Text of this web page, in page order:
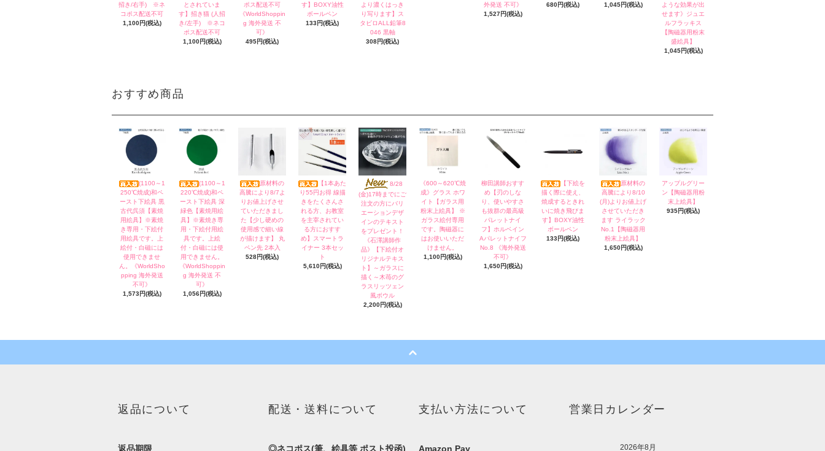
招き/右手) ※ネ
コポス配送不可
1,100円(税込)
とされていま
す】招き猫 (人招
き/左手) ※ネコ
ポス配送不可
1,100円(税込)
ポス配送不可
《WorldShoppin
g 海外発送 不
可》
495円(税込)
す】BOXY油性
ボールペン
133円(税込)
より濃くはっき
り写ります】ス
タビロALL鉛筆8
046 黒軸
308円(税込)
外発送 不可》
1,527円(税込)
680円(税込)
1,045円(税込)
ような効果が出
せます》ジュエ
ルフラッキス
【陶磁器用粉末
盛絵具】
1,045円(税込)
おすすめ商品
(1100～1
250℃焼成)和ペ
ースト下絵具 黒
古代呉須【素焼
用絵具】※素焼
き専用・下絵付
用絵具です。上
絵付・白磁には
使用できませ
ん。《WorldSho
pping 海外発送
不可》
1,573円(税込)
(1100～1
220℃焼成)和ペ
ースト下絵具 深
緑色【素焼用絵
具】※素焼き専
用・下絵付用絵
具です。上絵
付・白磁には使
用できません。
《WorldShoppin
g 海外発送 不
可》
1,056円(税込)
原材料の
高騰により8/7よ
りお値上げさせ
ていただきまし
た【少し硬めの
使用感で細い線
が描けます】 丸
ペン先 2本入
528円(税込)
【1本あた
り55円お得 線描
きをたくさんさ
れる方、お教室
を主宰されてい
る方におすす
め】スマートラ
イナー 3本セッ
ト
5,610円(税込)
8/28
(金)17時までにご
注文の方にバリ
エーションデザ
インのテキスト
をプレゼント！
《石澤講師作
品》【下絵付オ
リジナルテキス
ト】～ガラスに
描く～木苺のグ
ラスリッツェン
風ボウル
2,200円(税込)
《600～620℃焼
成》グラス ホワ
イト【ガラス用
粉末上絵具】 ※
ガラス絵付専用
です。陶磁器に
はお使いいただ
けません。
1,100円(税込)
柳田講師おすす
め【刃のしな
り、使いやすさ
も抜群の最高級
パレットナイ
フ】ホルベイン
Aパレットナイフ
No.8 《海外発送
不可》
1,650円(税込)
【下絵を
描く際に使え、
焼成するときれ
いに焼き飛びま
す】BOXY油性
ボールペン
133円(税込)
原材料の
高騰により8/10
(月)よりお値上げ
させていただき
ます ライラック
No.1【陶磁器用
粉末上絵具】
1,650円(税込)
アップルグリー
ン【陶磁器用粉
末上絵具】
935円(税込)
返品について
返品期限
配送・送料について
◎ネコポス(筆、絵具等 ポスト投函)
支払い方法について
Amazon Pay
営業日カレンダー
2026年8月